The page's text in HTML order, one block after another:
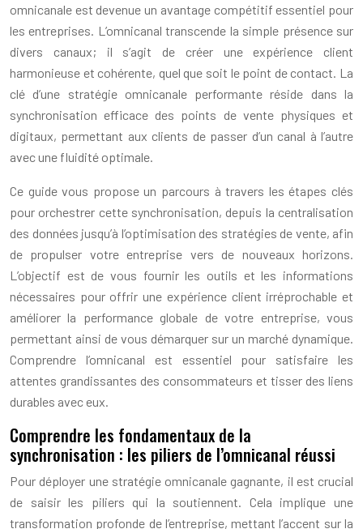
omnicanale est devenue un avantage compétitif essentiel pour
les entreprises. L’omnicanal transcende la simple présence sur
divers canaux; il s’agit de créer une expérience client
harmonieuse et cohérente, quel que soit le point de contact. La
clé d’une stratégie omnicanale performante réside dans la
synchronisation efficace des points de vente physiques et
digitaux, permettant aux clients de passer d’un canal à l’autre
avec une fluidité optimale.
Ce guide vous propose un parcours à travers les étapes clés
pour orchestrer cette synchronisation, depuis la centralisation
des données jusqu’à l’optimisation des stratégies de vente, afin
de propulser votre entreprise vers de nouveaux horizons.
L’objectif est de vous fournir les outils et les informations
nécessaires pour offrir une expérience client irréprochable et
améliorer la performance globale de votre entreprise, vous
permettant ainsi de vous démarquer sur un marché dynamique.
Comprendre l’omnicanal est essentiel pour satisfaire les
attentes grandissantes des consommateurs et tisser des liens
durables avec eux.
Comprendre les fondamentaux de la
synchronisation : les piliers de l’omnicanal réussi
Pour déployer une stratégie omnicanale gagnante, il est crucial
de saisir les piliers qui la soutiennent. Cela implique une
transformation profonde de l’entreprise, mettant l’accent sur la